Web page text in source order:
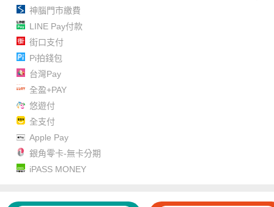
神腦門市繳費
LINE Pay付款
街口支付
Pi拍錢包
台灣Pay
全盈+PAY
悠遊付
全支付
Apple Pay
銀角零卡-無卡分期
iPASS MONEY